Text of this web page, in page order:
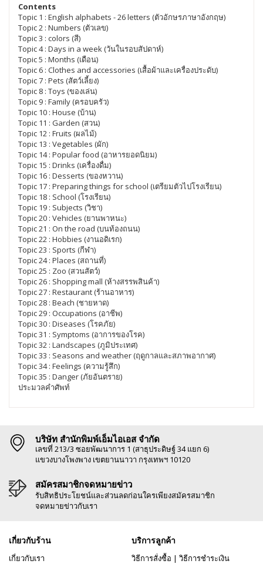
Contents
Topic 1 : English alphabets - 26 letters (ตัวอักษรภาษาอังกฤษ)
Topic 2 : Numbers (ตัวเลข)
Topic 3 : colors (สี)
Topic 4 : Days in a week (วันในรอบสัปดาห์)
Topic 5 : Months (เดือน)
Topic 6 : Clothes and accessories (เสื้อผ้าและเครื่องประดับ)
Topic 7 : Pets (สัตว์เลี้ยง)
Topic 8 : Toys (ของเล่น)
Topic 9 : Family (ครอบครัว)
Topic 10 : House (บ้าน)
Topic 11 : Garden (สวน)
Topic 12 : Fruits (ผลไม้)
Topic 13 : Vegetables (ผัก)
Topic 14 : Popular food (อาหารยอดนิยม)
Topic 15 : Drinks (เครื่องดื่ม)
Topic 16 : Desserts (ของหวาน)
Topic 17 : Preparing things for school (เตรียมตัวไปโรงเรียน)
Topic 18 : School (โรงเรียน)
Topic 19 : Subjects (วิชา)
Topic 20 : Vehicles (ยานพาหนะ)
Topic 21 : On the road (บนท้องถนน)
Topic 22 : Hobbies (งานอดิเรก)
Topic 23 : Sports (กีฬา)
Topic 24 : Places (สถานที่)
Topic 25 : Zoo (สวนสัตว์)
Topic 26 : Shopping mall (ห้างสรรพสินค้า)
Topic 27 : Restaurant (ร้านอาหาร)
Topic 28 : Beach (ชายหาด)
Topic 29 : Occupations (อาชีพ)
Topic 30 : Diseases (โรคภัย)
Topic 31 : Symptoms (อาการของโรค)
Topic 32 : Landscapes (ภูมิประเทศ)
Topic 33 : Seasons and weather (ฤดูกาลและสภาพอากาศ)
Topic 34 : Feelings (ความรู้สึก)
Topic 35 : Danger (ภัยอันตราย)
ประมวลคำศัพท์
บริษัท สำนักพิมพ์เอ็มไอเอส จำกัด
เลขที่ 213/3 ซอยพัฒนาการ 1 (สาธุประดิษฐ์ 34 แยก 6)
แขวงบางโพงพาง เขตยานนาวา กรุงเทพฯ 10120
สมัครสมาชิกจดหมายข่าว
รับสิทธิประโยชน์และส่วนลดก่อนใครเพียงสมัครสมาชิก
จดหมายข่าวกับเรา
เกี่ยวกับร้าน
เกี่ยวกับเรา
บริการลูกค้า
วิธีการสั่งซื้อ | วิธีการชำระเงิน